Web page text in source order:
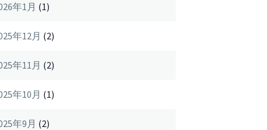
年1月 (1)
年12月 (2)
年11月 (2)
年10月 (1)
年9月 (2)